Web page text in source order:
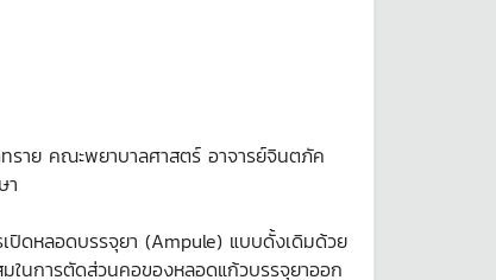
ราย คณะพยาบาลศาสตร์ อาจารย์จินตภัค
า
ดหลอดบรรจุยา (Ampule) แบบดั้งเดิมด้วย
ในการตัดส่วนคอของหลอดแก้วบรรจุยาออก